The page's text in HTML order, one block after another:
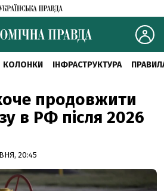
КОЛОНКИ ІНФРАСТРУКТУРА
продовжити
в РФ після 2026
20:45